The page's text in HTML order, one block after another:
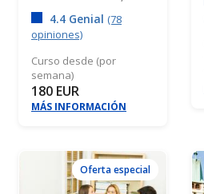
4.4 Genial (78
opiniones)
Curso desde (por
semana)
180 EUR
MÁS INFORMACIÓN
Oferta especial